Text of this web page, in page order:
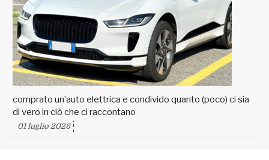
comprato un’auto elettrica e condivido quanto (poco) ci sia
di vero in ciò che ci raccontano
01 luglio 2026